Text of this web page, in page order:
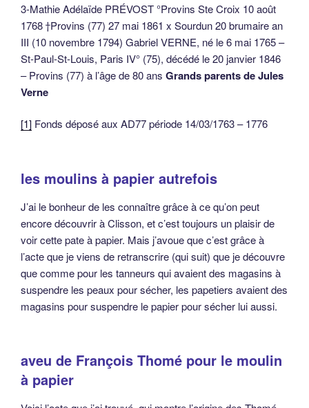
3-Mathie Adélaïde PRÉVOST °Provins Ste Croix 10 août
1768 †Provins (77) 27 mai 1861 x Sourdun 20 brumaire an
III (10 novembre 1794) Gabriel VERNE, né le 6 mai 1765 –
St-Paul-St-Louis, Paris IV° (75), décédé le 20 janvier 1846
– Provins (77) à l’âge de 80 ans Grands parents de Jules
Verne
[1] Fonds déposé aux AD77 période 14/03/1763 – 1776
les moulins à papier autrefois
J’ai le bonheur de les connaître grâce à ce qu’on peut
encore découvrir à Clisson, et c’est toujours un plaisir de
voir cette pate à papier. Mais j’avoue que c’est grâce à
l’acte que je viens de retranscrire (qui suit) que je découvre
que comme pour les tanneurs qui avaient des magasins à
suspendre les peaux pour sécher, les papetiers avaient des
magasins pour suspendre le papier pour sécher lui aussi.
aveu de François Thomé pour le moulin
à papier